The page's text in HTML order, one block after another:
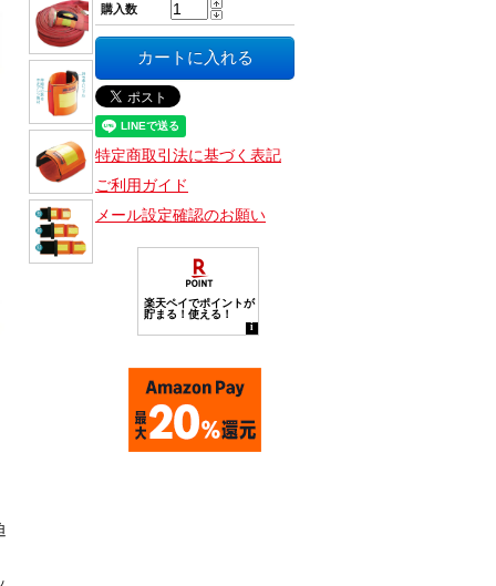
購入数
特定商取引法に基づく表記
ご利用ガイド
メール設定確認のお願い